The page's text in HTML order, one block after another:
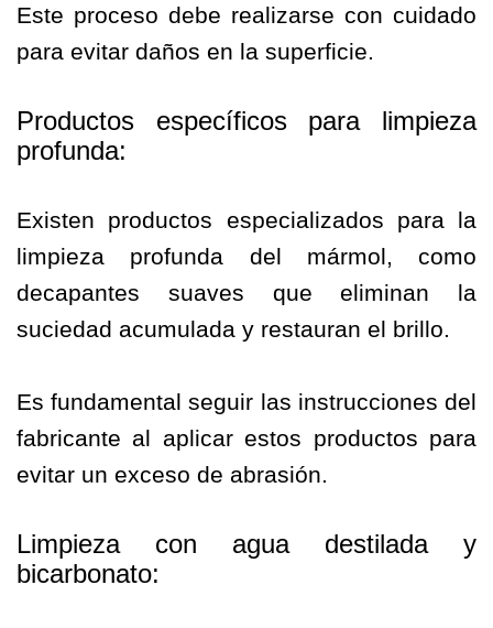
Este proceso debe realizarse con cuidado
para evitar daños en la superficie.
Productos específicos para limpieza
profunda:
Existen productos especializados para la
limpieza profunda del mármol, como
decapantes suaves que eliminan la
suciedad acumulada y restauran el brillo.
Es fundamental seguir las instrucciones del
fabricante al aplicar estos productos para
evitar un exceso de abrasión.
Limpieza con agua destilada y
bicarbonato: